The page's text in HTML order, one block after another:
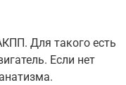
Для такого есть
Если нет